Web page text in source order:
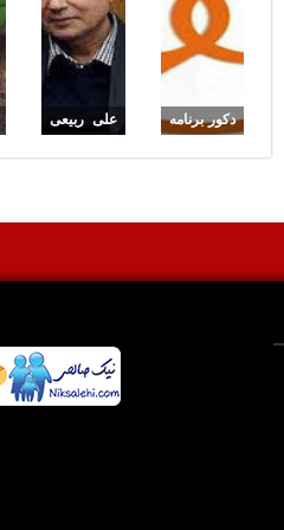
پور
شد!
دکور برنامه
علی ربیعی
نمی کنند